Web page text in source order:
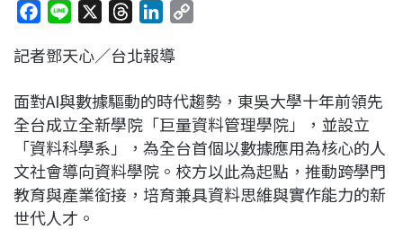
c
b
o
o
k
n
r
a
d
s
n
e
d
I
n
L
i
n
k
記者鄧天心／台北報導
面對AI與數據驅動的時代趨勢，東吳大學十年前領先
全台成立全新學院「巨量資料管理學院」，並設立
「資料科學系」，為全台首個以數據應用為核心的人
文社會導向資料學院。校方以此為起點，推動跨學門
教育與產業銜接，培育兼具資料思維與實作能力的新
世代人才。